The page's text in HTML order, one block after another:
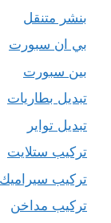
بنشر متنقل
بي ان سبورت
بين سبورت
تبديل بطاريات
تبديل تواير
تركيب ستلايت
تركيب سيراميك
تركيب مداخن